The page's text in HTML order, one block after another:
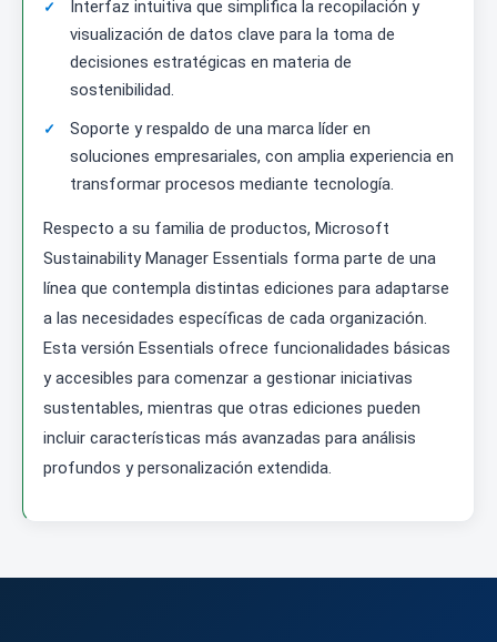
Interfaz intuitiva que simplifica la recopilación y
visualización de datos clave para la toma de
decisiones estratégicas en materia de
sostenibilidad.
Soporte y respaldo de una marca líder en
soluciones empresariales, con amplia experiencia en
transformar procesos mediante tecnología.
Respecto a su familia de productos, Microsoft
Sustainability Manager Essentials forma parte de una
línea que contempla distintas ediciones para adaptarse
a las necesidades específicas de cada organización.
Esta versión Essentials ofrece funcionalidades básicas
y accesibles para comenzar a gestionar iniciativas
sustentables, mientras que otras ediciones pueden
incluir características más avanzadas para análisis
profundos y personalización extendida.